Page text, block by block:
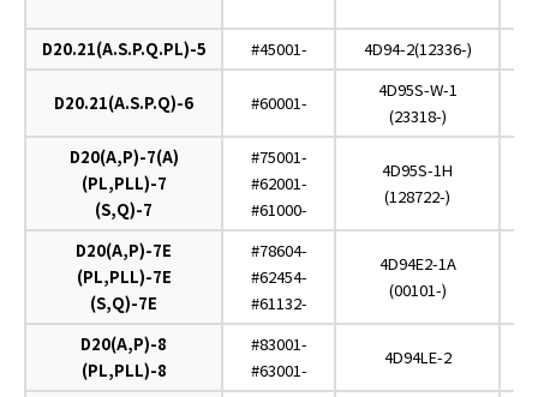
D20.21(A.S.P.Q.PL)-5 #45001- 4D94-2(12336-)
D20.21(A.S.P.Q)-6 #60001-
4D95S-W-1
(23318-)
D20(A,P)-7(A)
(PL,PLL)-7
(S,Q)-7
#75001-
#62001-
#61000-
4D95S-1H
(128722-)
D20(A,P)-7E
(PL,PLL)-7E
(S,Q)-7E
#78604-
#62454-
#61132-
4D94E2-1A
(00101-)
D20(A,P)-8
(PL,PLL)-8
#83001-
#63001-
4D94LE-2